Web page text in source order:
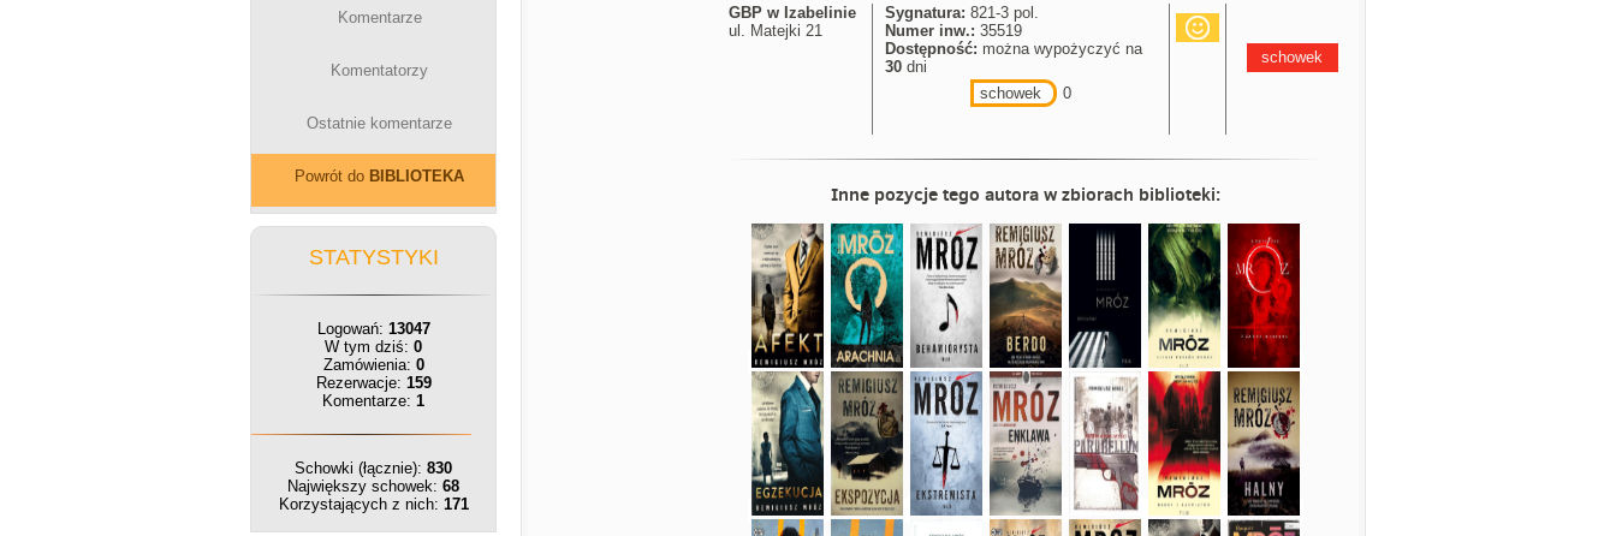
Komentarze
Komentatorzy
Ostatnie komentarze
Powrót do BIBLIOTEKA
STATYSTYKI
Logowań: 13047
W tym dziś: 0
Zamówienia: 0
Rezerwacje: 159
Komentarze: 1
Schowki (łącznie): 830
Największy schowek: 68
Korzystających z nich: 171
GBP w Izabelinie
ul. Matejki 21
Sygnatura: 821-3 pol.
Numer inw.: 35519
Dostępność: można wypożyczyć na
30 dni
schowek
0
schowek
Inne pozycje tego autora w zbiorach biblioteki: